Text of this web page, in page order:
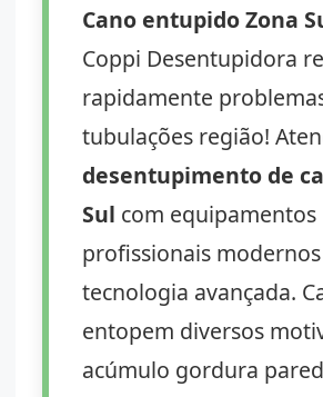
Cano entupido Zona
Coppi Desentupidora
rapidamente
tubulações região!
desentupimento de
Sul com equipamentos
profissionais modernos
tecnologia avançada.
entopem diversos
acúmulo gordura